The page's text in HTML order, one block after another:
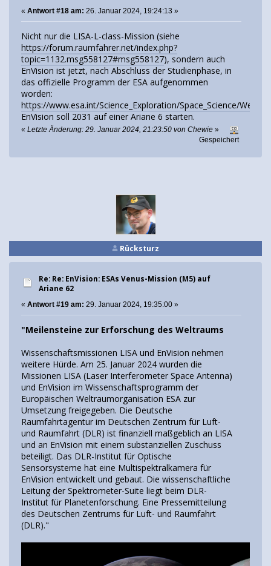
« Antwort #18 am: 26. Januar 2024, 19:24:13 »
Nicht nur die LISA-L-class-Mission (siehe
https://forum.raumfahrer.net/index.php?
topic=1132.msg558127#msg558127), sondern auch
EnVision ist jetzt, nach Abschluss der Studienphase, in
das offizielle Programm der ESA aufgenommen
worden:
https://www.esa.int/Science_Exploration/Space_Science/
EnVision soll 2031 auf einer Ariane 6 starten.
« Letzte Änderung: 29. Januar 2024, 21:23:50 von Chewie »
Gespeichert
Rücksturz
Re: Re: EnVision: ESAs Venus-Mission (M5) auf
Ariane 62
« Antwort #19 am: 29. Januar 2024, 19:35:00 »
"Meilensteine zur Erforschung des Weltraums
Wissenschaftsmissionen LISA und EnVision nehmen
weitere Hürde. Am 25. Januar 2024 wurden die
Missionen LISA (Laser Interferometer Space Antenna)
und EnVision im Wissenschaftsprogramm der
Europäischen Weltraumorganisation ESA zur
Umsetzung freigegeben. Die Deutsche
Raumfahrtagentur im Deutschen Zentrum für Luft-
und Raumfahrt (DLR) ist finanziell maßgeblich an LISA
und an EnVision mit einem substanziellen Zuschuss
beteiligt. Das DLR-Institut für Optische
Sensorsysteme hat eine Multispektralkamera für
EnVision entwickelt und gebaut. Die wissenschaftliche
Leitung der Spektrometer-Suite liegt beim DLR-
Institut für Planetenforschung. Eine Pressemitteilung
des Deutschen Zentrums für Luft- und Raumfahrt
(DLR)."